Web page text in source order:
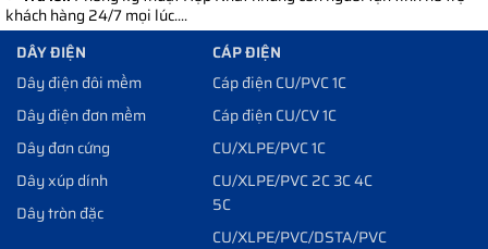
khách hàng 24/7 mọi lúc....
DÂY ĐIỆN
Dây điện đôi mềm
Dây điện đơn mềm
Dây đơn cứng
Dây xúp dính
Dây tròn đặc
CÁP ĐIỆN
Cáp điện CU/PVC 1C
Cáp điện CU/CV 1C
CU/XLPE/PVC 1C
CU/XLPE/PVC 2C 3C 4C
5C
CU/XLPE/PVC/DSTA/PVC